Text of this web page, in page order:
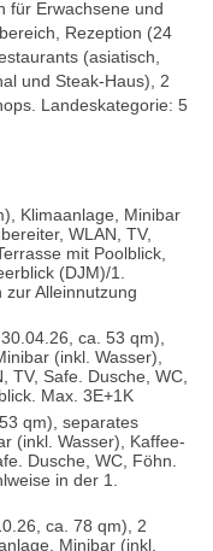
für Erwachsene und
Rezeption (24
(asiatisch,
und Steak-Haus), 2
Landeskategorie: 5
Klimaanlage, Minibar
WLAN, TV,
mit Poolblick,
(DJM)/1.
Alleinnutzung
ca. 53 qm),
(inkl. Wasser),
TV, Safe. Dusche, WC,
Max. 3E+1K
qm), separates
(inkl. Wasser), Kaffee-
Dusche, WC, Föhn.
in der 1.
ca. 78 qm), 2
Minibar (inkl.